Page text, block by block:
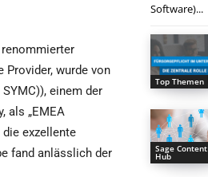
renommierter
Provider, wurde von
einem der
als „EMEA
exzellente
fand anlässlich der
Software)...
Top Themen
Sage Content
Hub